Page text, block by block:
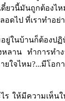
ดี๋ยวนี้มันถูกต้อง
อดไป ที่เราทำอ
อยู่ในบ้านก็ต้อง
หลาน ทำการทำ
ยใจไหม?...มีโอ
ให้มีความเห็นใ